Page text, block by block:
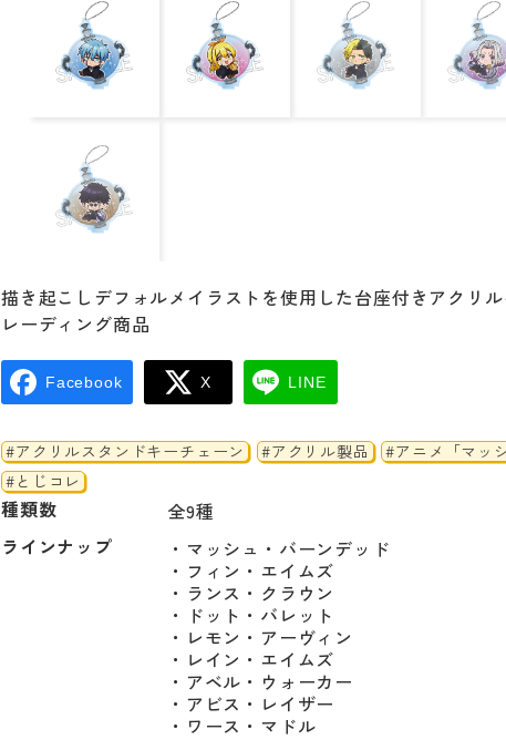
描き起こしデフォルメイラストを使用した台座付きアクリ
レーディング商品
Facebook X LINE
#アクリルスタンドキーチェーン #アクリル製品
#アニメ「マッ
#とじコレ
種類数
全9種
ラインナップ
・マッシュ・バーンデッド
・フィン・エイムズ
・ランス・クラウン
・ドット・バレット
・レモン・アーヴィン
・レイン・エイムズ
・アベル・ウォーカー
・アビス・レイザー
・ワース・マドル